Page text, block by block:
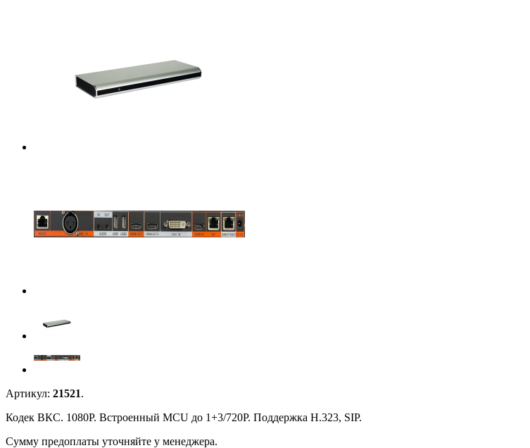
Артикул: 21521.
Кодек ВКС. 1080P. Встроенный MCU до 1+3/720P. Поддержка H.323, SIP.
Сумму предоплаты уточняйте у менеджера.